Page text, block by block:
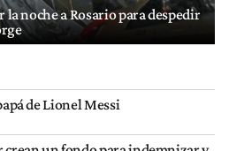
noche a Rosario para despedir
de Lionel Messi